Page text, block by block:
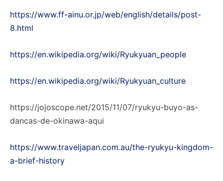
https://www.ff-ainu.or.jp/web/english/details/post-
8.html
https://en.wikipedia.org/wiki/Ryukyuan_people
https://en.wikipedia.org/wiki/Ryukyuan_culture
https://jojoscope.net/2015/11/07/ryukyu-buyo-as-
dancas-de-okinawa-aqui
https://www.traveljapan.com.au/the-ryukyu-kingdom-
a-brief-history